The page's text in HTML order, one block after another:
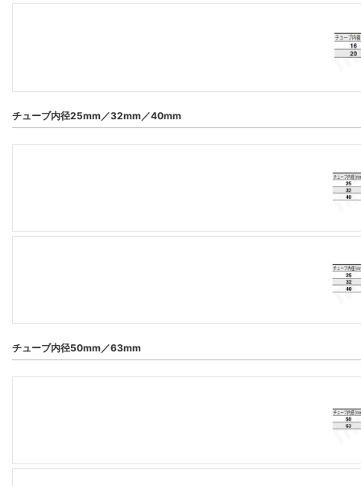
チューブ内径25mm／32mm／40mm
チューブ内径50mm／63mm